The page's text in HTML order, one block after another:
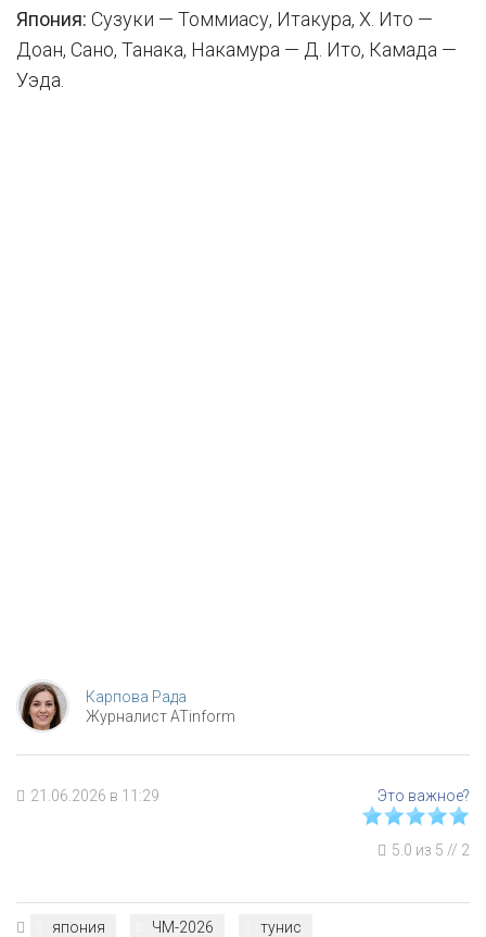
Япония: Сузуки — Томмиасу, Итакура, Х. Ито —
Доан, Сано, Танака, Накамура — Д. Ито, Камада —
Уэда.
Карпова Рада
Журналист ATinform
21.06.2026 в 11:29
5.0 из 5 // 2
япония ЧМ-2026 тунис